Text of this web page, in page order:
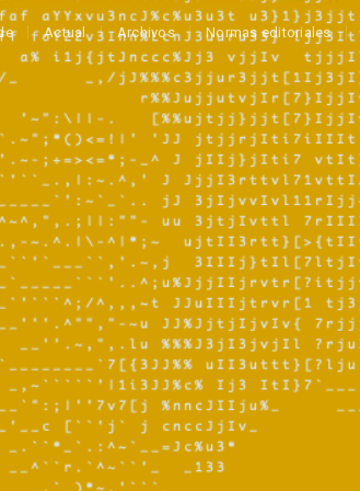
Actual Archivos Normas editoriales